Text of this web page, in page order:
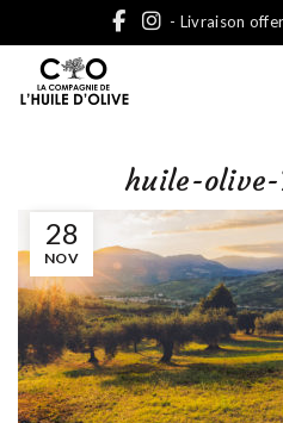
- Livraison
28
NOV
huile-